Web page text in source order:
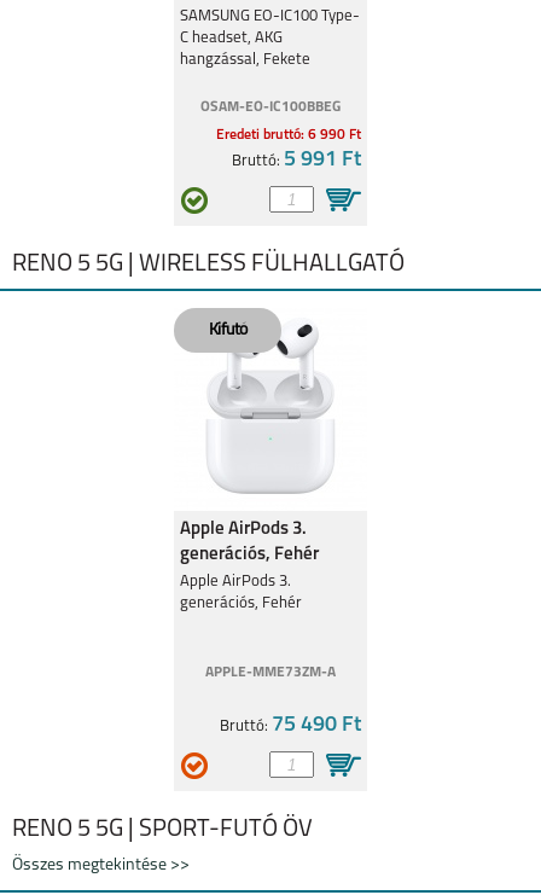
hangzással, Fekete
SAMSUNG EO-IC100 Type-
C headset, AKG
hangzással, Fekete
OSAM-EO-IC100BBEG
Eredeti bruttó: 6 990 Ft
Bruttó: 5 991 Ft
RENO 5 5G | WIRELESS FÜLHALLGATÓ
Apple AirPods 3.
generációs, Fehér
Apple AirPods 3.
generációs, Fehér
APPLE-MME73ZM-A
Bruttó: 75 490 Ft
RENO 5 5G | SPORT-FUTÓ ÖV
Összes megtekintése >>